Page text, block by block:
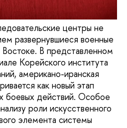
центры не
развернувшиеся военные
В представленном
Корейского института
американо-иранская
как новый этап
боевых действий. Особое
роли искусственного
элемента системы